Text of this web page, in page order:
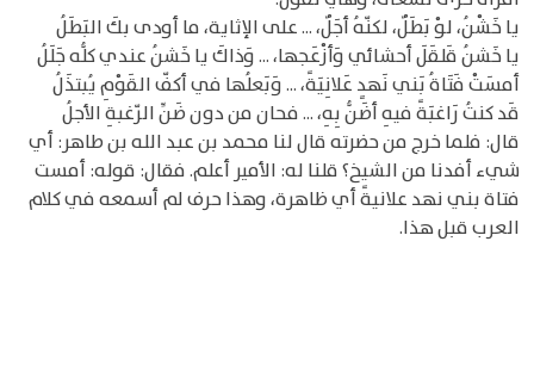
يا خَشْنُ، لوْ بَطَلٌ، لكنّهُ أجَلٌ، ... على الإثاية، ما أودى بكَ البَطَلُ
يا خَشنُ قَلقَلَ أحشائي وَأزْعَجها، ... وَذاكَ يا خَشنُ عندي كلُّه جَلَلُ
أمسَتْ فَتَاةُ بَني نَهدٍ عَلانِيَةً، ... وَبَعلُها في أكفّ القَوْمِ يُبتذَلُ
قَد كنتُ رَاغبَةً فيهِ أضَنُّ بِهِ، ... فحان من دون ضَنِّ الرّغبةِ الأجلُ
قال: فلما خرج من حضرته قال لنا محمد بن عبد الله بن طاهر: أي
شيء أفدنا من الشيخ؟ قلنا له: الأمير أعلم. فقال: قوله: أمست
فتاة بني نهد علانيةً أي ظاهرة، وهذا حرف لم أسمعه في كلام
العرب قبل هذا.